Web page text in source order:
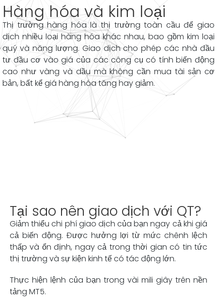
Hàng hóa và kim loại
Thị trường hàng hóa là thị trường toàn cầu để giao
dịch nhiều loại hàng hóa khác nhau, bao gồm kim loại
quý và năng lượng. Giao dịch cho phép các nhà đầu
tư đầu cơ vào giá của các công cụ có tính biến động
cao như vàng và dầu mà không cần mua tài sản cơ
bản, bất kể giá hàng hóa tăng hay giảm.
Tại sao nên giao dịch với QT?
Giảm thiểu chi phí giao dịch của bạn ngay cả khi giá
cả biến động. Được hưởng lợi từ mức chênh lệch
thấp và ổn định, ngay cả trong thời gian có tin tức
thị trường và sự kiện kinh tế có tác động lớn.
Thực hiện lệnh của bạn trong vài mili giây trên nền
tảng MT5.